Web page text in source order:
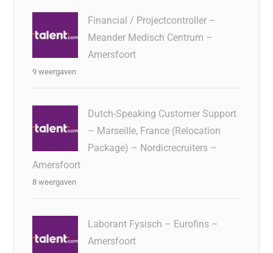
Financial / Projectcontroller –
Meander Medisch Centrum –
Amersfoort
9 weergaven
Dutch-Speaking Customer Support
– Marseille, France (Relocation
Package) – Nordicrecruiters –
Amersfoort
8 weergaven
Laborant Fysisch – Eurofins –
Amersfoort